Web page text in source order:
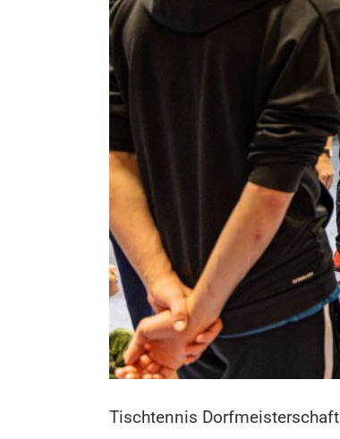
Tischtennis Dorfmeisterschaft